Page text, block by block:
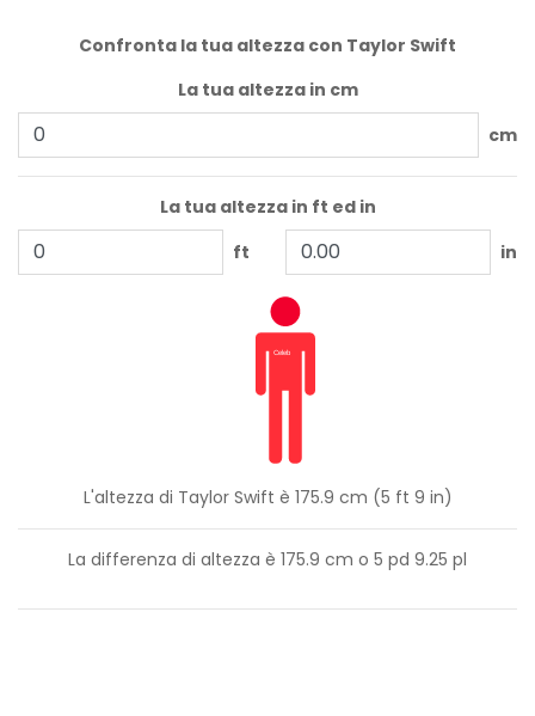
Confronta la tua altezza con Taylor Swift
La tua altezza in cm
cm
La tua altezza in ft ed in
ft
in
L'altezza di Taylor Swift è 175.9 cm (5 ft 9 in)
La differenza di altezza è 175.9 cm o 5 pd 9.25 pl